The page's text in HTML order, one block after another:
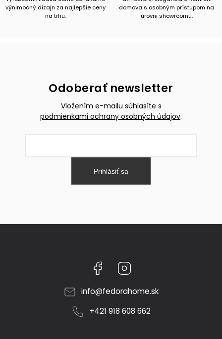
výnimočný dizajn za najlepšie ceny
na trhu.
domova s osobným prístupom na
úrovni showroomu.
Odoberať newsletter
Vložením e-mailu súhlasíte s
podmienkami ochrany osobných údajov.
Prihlásiť sa
Facebook
info@fedorahome.sk
+421 918 608 662